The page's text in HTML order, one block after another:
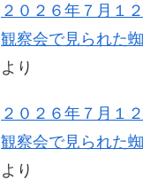
２０２６年７月１
観察会で見られた
より
２０２６年７月１
観察会で見られた
より